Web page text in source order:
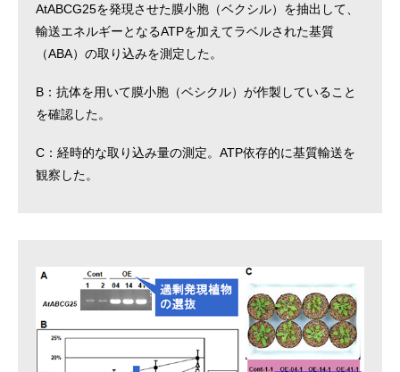
AtABCG25を発現させた膜小胞（ベクシル）を抽出して、
輸送エネルギーとなるATPを加えてラベルされた基質
（ABA）の取り込みを測定した。
B：抗体を用いて膜小胞（ベシクル）が作製していること
を確認した。
C：経時的な取り込み量の測定。ATP依存的に基質輸送を
観察した。